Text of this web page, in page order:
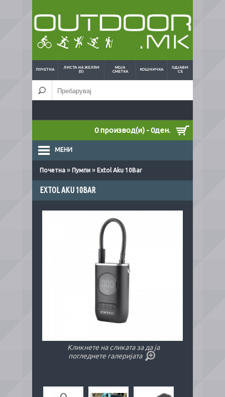
ПОЧЕТНА
ЛИСТА НА ЖЕЛБИ
(0)
МОЈА
СМЕТКА
КОШНИЧКА
ОДЈАВИ
СЕ
0 производ(и) - 0ден.
МЕНИ
Почетна » Пумпи » Extol Aku 10Bar
EXTOL AKU 10BAR
Кликнете на сликата за да ја
погледнете галеријата